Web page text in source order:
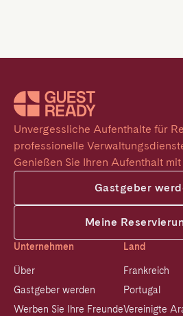
Unvergessliche Aufenthalte für
professionelle
Genießen Sie Ihren Aufenthalt
Gastgeber
Meine
Unternehmen
Über
Gastgeber werden
Werben Sie Ihre Freunde
Land
Frankreich
Portugal
Vereinigte